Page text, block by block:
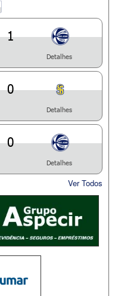
1
Detalhes
0
Detalhes
0
Detalhes
Ver Todos